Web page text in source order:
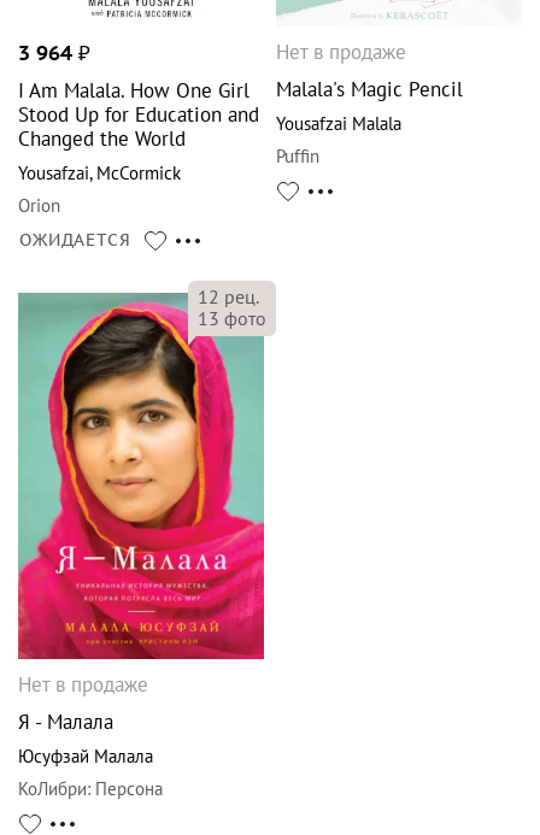
3 964 ₽
I Am Malala. How One Girl
Stood Up for Education and
Changed the World
Yousafzai, McCormick
Orion
ОЖИДАЕТСЯ
Нет в продаже
Malala's Magic Pencil
Yousafzai Malala
Puffin
12 рец.
13 фото
Нет в продаже
Я - Малала
Юсуфзай Малала
КоЛибри: Персона